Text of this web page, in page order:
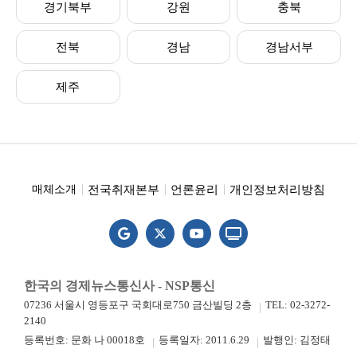
경기북부 강원 충북
전북 경남 경남서부
제주
매체소개 전국취재본부 언론윤리 개인정보처리방침
한국의 경제뉴스통신사 - NSP통신
07236 서울시 영등포구 국회대로750 금산빌딩 2층
TEL: 02-3272-
2140
등록번호: 문화 나 00018호
등록일자: 2011.6.29 발행인: 김정태